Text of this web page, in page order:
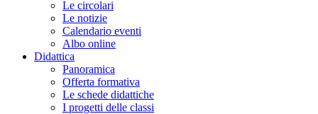
Le circolari
Le notizie
Calendario eventi
Albo online
Didattica
Panoramica
Offerta formativa
Le schede didattiche
I progetti delle classi